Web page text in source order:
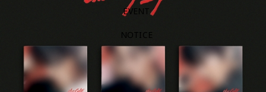
EVENT
NOTICE